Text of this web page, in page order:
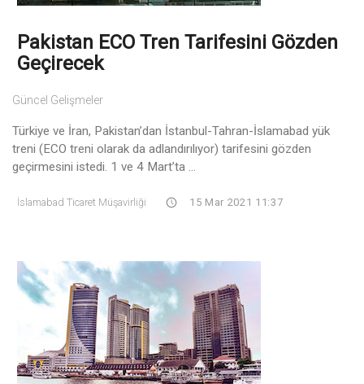
Pakistan ECO Tren Tarifesini Gözden
Geçirecek
Güncel Gelişmeler
Türkiye ve İran, Pakistan’dan İstanbul-Tahran-İslamabad yük
treni (ECO treni olarak da adlandırılıyor) tarifesini gözden
geçirmesini istedi. 1 ve 4 Mart’ta ...
İslamabad Ticaret Müşavirliği 15 Mar 2021 11:37